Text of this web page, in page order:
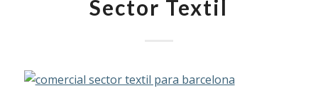
Sector Textil